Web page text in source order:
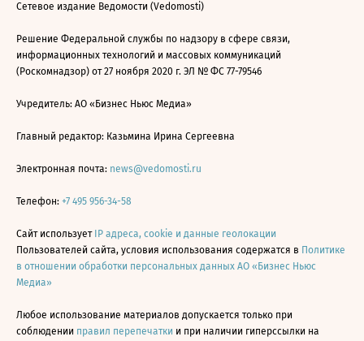
Сетевое издание Ведомости (Vedomosti)
Решение Федеральной службы по надзору в сфере связи,
информационных технологий и массовых коммуникаций
(Роскомнадзор) от 27 ноября 2020 г. ЭЛ № ФС 77-79546
Учредитель: АО «Бизнес Ньюс Медиа»
Главный редактор: Казьмина Ирина Сергеевна
Электронная почта: news@vedomosti.ru
Телефон: +7 495 956-34-58
Сайт использует IP адреса, cookie и данные геолокации
Пользователей сайта, условия использования содержатся в Политике
в отношении обработки персональных данных АО «Бизнес Ньюс
Медиа»
Любое использование материалов допускается только при
соблюдении правил перепечатки и при наличии гиперссылки на